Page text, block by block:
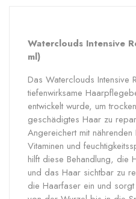
Waterclouds Intensive
ml)
Das Waterclouds Intensive
tiefenwirksame
entwickelt wurde, um
geschädigtes Haar zu
Angereichert mit nährenden
Vitaminen und
hilft diese Behandlung, die
und das Haar sichtbar zu
die Haarfaser ein und